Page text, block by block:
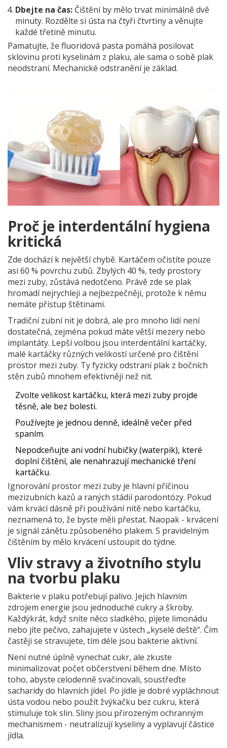
Dbejte na čas: Čištění by mělo trvat minimálně dvě
minuty. Rozdělte si ústa na čtyři čtvrtiny a věnujte
každé třetině minutu.
Pamatujte, že fluoridová pasta pomáhá posilovat
sklovinu proti kyselinám z plaku, ale sama o sobě plak
neodstraní. Mechanické odstranění je základ.
Proč je interdentální hygiena
kritická
Zde dochází k největší chybě. Kartáčem očistíte pouze
asi 60 % povrchu zubů. Zbylých 40 %, tedy prostory
mezi zuby, zůstává nedotčeno. Právě zde se plak
hromadí nejrychleji a nejbezpečněji, protože k němu
nemáte přístup štětinami.
Tradiční zubní nit je dobrá, ale pro mnoho lidí není
dostatečná, zejména pokud máte větší mezery nebo
implantáty. Lepší volbou jsou interdentální kartáčky,
malé kartáčky různých velikostí určené pro čištění
prostor mezi zuby. Ty fyzicky odstraní plak z bočních
stěn zubů mnohem efektivněji než nit.
Zvolte velikost kartáčku, která mezi zuby projde
těsně, ale bez bolesti.
Používejte je jednou denně, ideálně večer před
spaním.
Nepodceňujte ani vodní hubičky (waterpik), které
doplní čištění, ale nenahrazují mechanické tření
kartáčku.
Ignorování prostor mezi zuby je hlavní příčinou
mezizubních kazů a raných stádií parodontózy. Pokud
vám krvácí dásně při používání nitě nebo kartáčku,
neznamená to, že byste měli přestat. Naopak - krvácení
je signál zánětu způsobeného plakem. S pravidelným
čištěním by mělo krvácení ustoupit do týdne.
Vliv stravy a životního stylu
na tvorbu plaku
Bakterie v plaku potřebují palivo. Jejich hlavním
zdrojem energie jsou jednoduché cukry a škroby.
Každýkrát, když sníte něco sladkého, pijete limonádu
nebo jíte pečivo, zahajujete v ústech „kyselé deště“. Čím
častěji se stravujete, tím déle jsou bakterie aktivní.
Není nutné úplně vynechat cukr, ale zkuste
minimalizovat počet občerstvení během dne. Místo
toho, abyste celodenně svačinovali, soustřeďte
sacharidy do hlavních jídel. Po jídle je dobré vypláchnout
ústa vodou nebo použít žvýkačku bez cukru, která
stimuluje tok slin. Sliny jsou přirozeným ochranným
mechanismem - neutralizují kyseliny a vyplavují částice
jídla.